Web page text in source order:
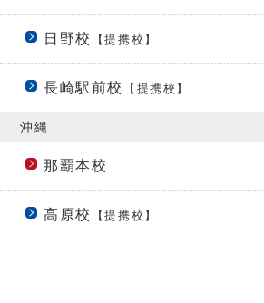
日野校 【提携校】
長崎駅前校 【提携校】
沖縄
那覇本校
高原校 【提携校】